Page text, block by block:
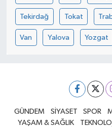
Tekirdağ Tokat
Van Yalova Yozgat
GÜNDEM SİYASET SPOR
YAŞAM & SAĞLIK
TEKNOLOJİ